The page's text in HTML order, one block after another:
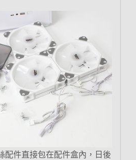
配件直接包在配件盒內，日後